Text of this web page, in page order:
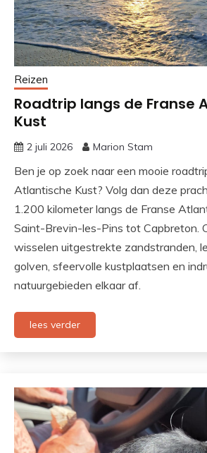
Reizen
Roadtrip langs de Franse
Kust
2 juli 2026 Marion Stam
Ben je op zoek naar een mooie
Atlantische Kust? Volg dan deze
1.200 kilometer langs de Franse
Saint-Brevin-les-Pins tot Capbreton.
wisselen uitgestrekte zandstranden,
golven, sfeervolle kustplaatsen en
natuurgebieden elkaar af.
lees verder